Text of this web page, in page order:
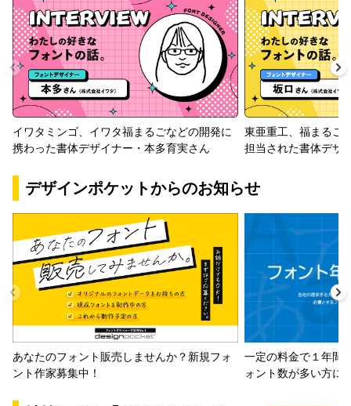
イワタミンゴ、イワタ福まるごなどの開発に
携わった書体デザイナー・本多育実さん
東亜重工、福まるご
担当された書体デザ
デザインポケットからのお知らせ
あなたのフォント販売しませんか？新規フォ
ント作家募集中！
一定の料金で１年間
ォント数が多い方に